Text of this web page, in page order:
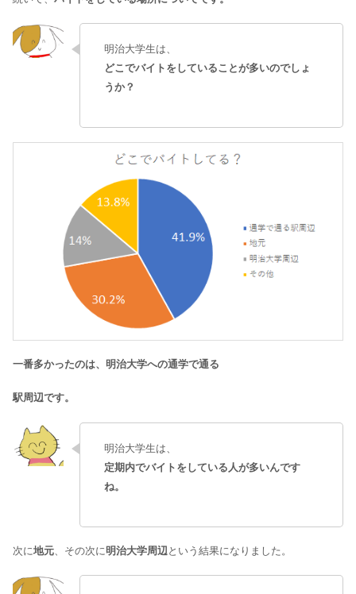
明治大学生は、
どこでバイトをしていることが多いのでしょ
うか？
一番多かったのは、明治大学への通学で通る
駅周辺です。
明治大学生は、
定期内でバイトをしている人が多いんです
ね。
次に地元 、その次に 明治大学周辺 という結果になりました。